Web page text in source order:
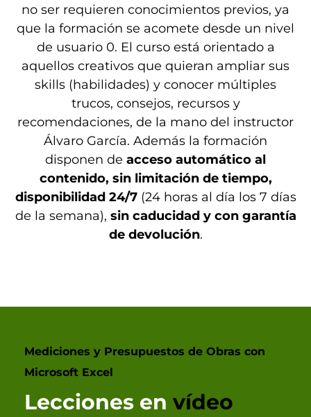
no ser requieren conocimientos previos, ya
que la formación se acomete desde un nivel
de usuario 0. El curso está orientado a
aquellos creativos que quieran ampliar sus
skills (habilidades) y conocer múltiples
trucos, consejos, recursos y
recomendaciones, de la mano del instructor
Álvaro García. Además la formación
disponen de acceso automático al
contenido, sin limitación de tiempo,
disponibilidad 24/7 (24 horas al día los 7 días
de la semana), sin caducidad y con garantía
de devolución.
Mediciones y Presupuestos de Obras con
Microsoft Excel
Lecciones en vídeo